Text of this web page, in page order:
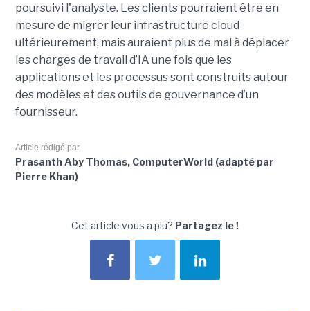
poursuivi l'analyste. Les clients pourraient être en
mesure de migrer leur infrastructure cloud
ultérieurement, mais auraient plus de mal à déplacer
les charges de travail d’IA une fois que les
applications et les processus sont construits autour
des modèles et des outils de gouvernance d’un
fournisseur.
Article rédigé par
Prasanth Aby Thomas, ComputerWorld (adapté par
Pierre Khan)
Cet article vous a plu? Partagez le !